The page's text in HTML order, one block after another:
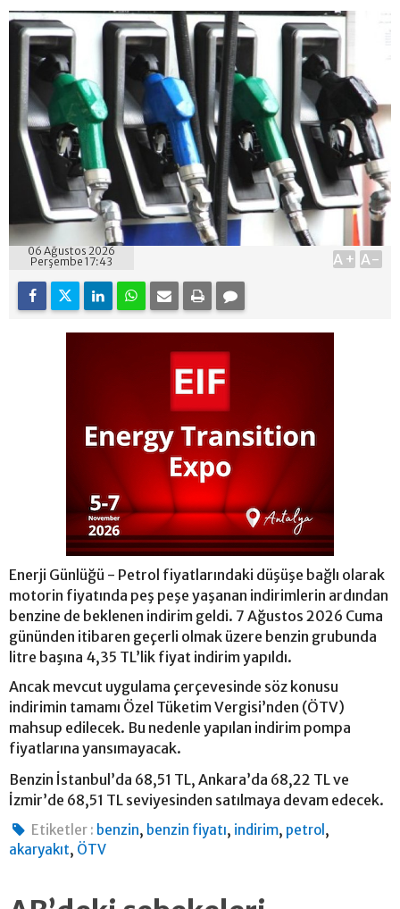
06 Ağustos 2026
Perşembe 17:43
A+ A-
Enerji Günlüğü - Petrol fiyatlarındaki düşüşe bağlı olarak
motorin fiyatında peş peşe yaşanan indirimlerin ardından
benzine de beklenen indirim geldi. 7 Ağustos 2026 Cuma
gününden itibaren geçerli olmak üzere benzin grubunda
litre başına 4,35 TL’lik fiyat indirim yapıldı.
Ancak mevcut uygulama çerçevesinde söz konusu
indirimin tamamı Özel Tüketim Vergisi’nden (ÖTV)
mahsup edilecek. Bu nedenle yapılan indirim pompa
fiyatlarına yansımayacak.
Benzin İstanbul’da 68,51 TL, Ankara’da 68,22 TL ve
İzmir’de 68,51 TL seviyesinden satılmaya devam edecek.
Etiketler : benzin, benzin fiyatı, indirim, petrol ,
akaryakıt, ÖTV